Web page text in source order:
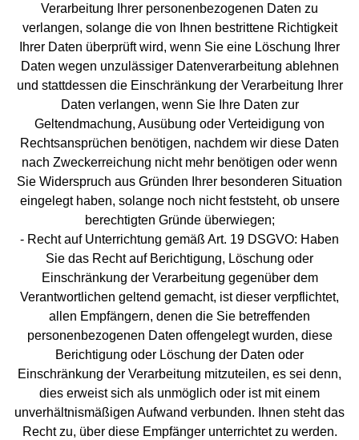
Verarbeitung Ihrer personenbezogenen Daten zu
verlangen, solange die von Ihnen bestrittene Richtigkeit
Ihrer Daten überprüft wird, wenn Sie eine Löschung Ihrer
Daten wegen unzulässiger Datenverarbeitung ablehnen
und stattdessen die Einschränkung der Verarbeitung Ihrer
Daten verlangen, wenn Sie Ihre Daten zur
Geltendmachung, Ausübung oder Verteidigung von
Rechtsansprüchen benötigen, nachdem wir diese Daten
nach Zweckerreichung nicht mehr benötigen oder wenn
Sie Widerspruch aus Gründen Ihrer besonderen Situation
eingelegt haben, solange noch nicht feststeht, ob unsere
berechtigten Gründe überwiegen;
- Recht auf Unterrichtung gemäß Art. 19 DSGVO: Haben
Sie das Recht auf Berichtigung, Löschung oder
Einschränkung der Verarbeitung gegenüber dem
Verantwortlichen geltend gemacht, ist dieser verpflichtet,
allen Empfängern, denen die Sie betreffenden
personenbezogenen Daten offengelegt wurden, diese
Berichtigung oder Löschung der Daten oder
Einschränkung der Verarbeitung mitzuteilen, es sei denn,
dies erweist sich als unmöglich oder ist mit einem
unverhältnismäßigen Aufwand verbunden. Ihnen steht das
Recht zu, über diese Empfänger unterrichtet zu werden.